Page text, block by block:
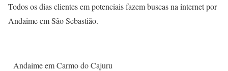
Todos os dias clientes em potenciais fazem buscas na internet por
Andaime em São Sebastião.
Andaime em Carmo do Cajuru